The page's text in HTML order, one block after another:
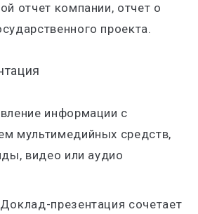
отчет компании, отчет о
проекта.
информации с
мультимедийных средств,
видео или аудио
презентация сочетает